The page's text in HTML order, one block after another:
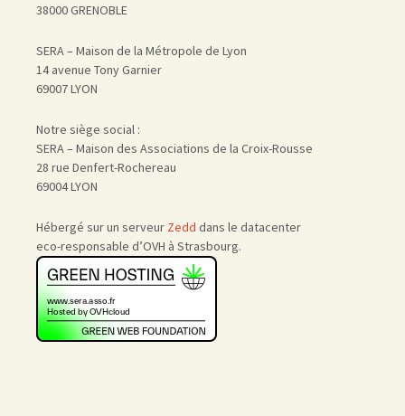
38000 GRENOBLE
SERA – Maison de la Métropole de Lyon
14 avenue Tony Garnier
69007 LYON
Notre siège social :
SERA – Maison des Associations de la Croix-Rousse
28 rue Denfert-Rochereau
69004 LYON
Hébergé sur un serveur Zedd dans le datacenter
eco-responsable d’OVH à Strasbourg.